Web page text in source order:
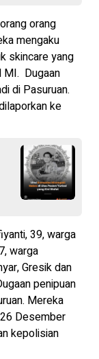
orang
mengaku
skincare yang
MI. Dugaan
di Pasuruan.
ke
39, warga
warga
Gresik dan
penipuan
Mereka
Desember
kepolisian